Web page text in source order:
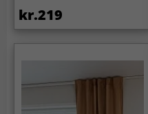
kr.219